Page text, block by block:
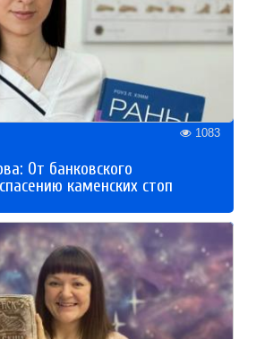
1083
От банковского
каменских стоп